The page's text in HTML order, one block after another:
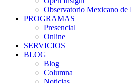
Observatorio Mexicano de
PROGRAMAS
Presencial
Online
SERVICIOS
BLOG
Blog
Columna
Noticias